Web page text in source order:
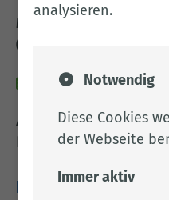
Mehrere
(Errichtung und Betrieb
14.01.2026
Alles Weitere
beigefügten Anhang.
analysieren.
Notwendig
Diese Cookies
der Webseite
Immer aktiv